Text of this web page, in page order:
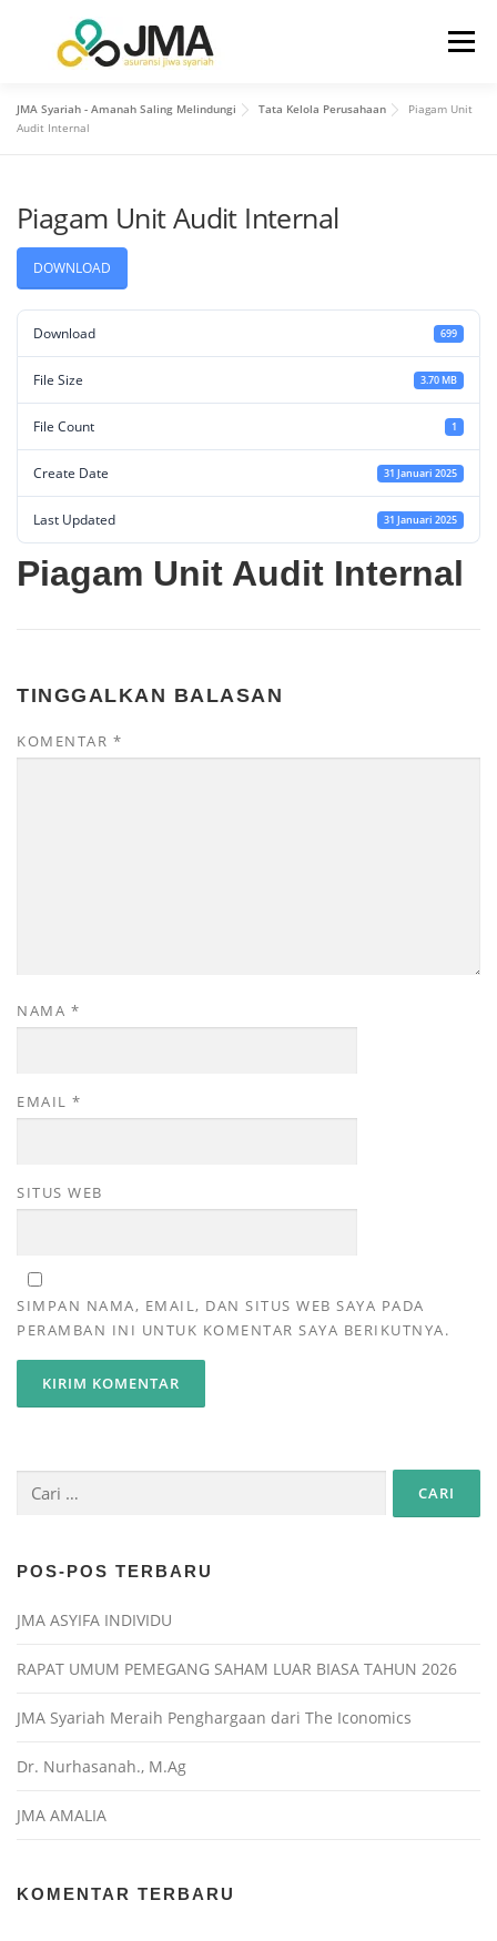
Menu
BERANDA
HUBUNGAN INVESTOR PRODUK
INFO KONTAK KAMI
JMA Syariah - Amanah Saling Melindungi Tata Kelola Perusahaan
Piagam Unit
Audit Internal
Piagam Unit Audit Internal
DOWNLOAD
Download 699
File Size 3.70 MB
File Count 1
Create Date 31 Januari 2025
Last Updated 31 Januari 2025
Piagam Unit Audit Internal
TINGGALKAN BALASAN
KOMENTAR *
NAMA *
EMAIL *
SITUS WEB
SIMPAN NAMA, EMAIL, DAN SITUS WEB SAYA PADA
PERAMBAN INI UNTUK KOMENTAR SAYA BERIKUTNYA.
POS-POS TERBARU
JMA ASYIFA INDIVIDU
RAPAT UMUM PEMEGANG SAHAM LUAR BIASA TAHUN 2026
JMA Syariah Meraih Penghargaan dari The Iconomics
Dr. Nurhasanah., M.Ag
JMA AMALIA
KOMENTAR TERBARU